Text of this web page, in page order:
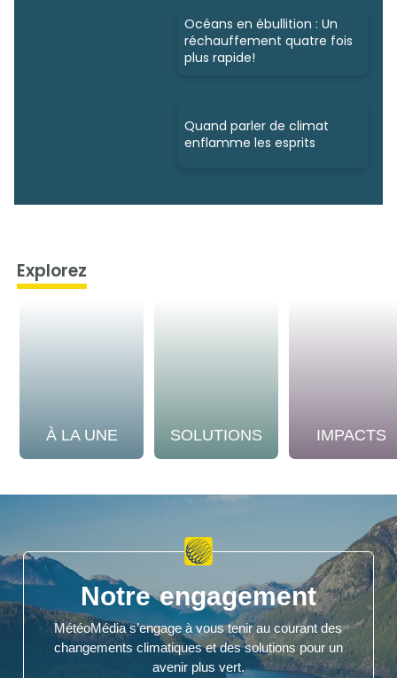
Océans en ébullition : Un
réchauffement quatre fois
plus rapide!
Quand parler de climat
enflamme les esprits
Explorez
À LA UNE SOLUTIONS IMPACTS
Notre engagement
MétéoMédia s’engage à vous tenir au courant des
changements climatiques et des solutions pour un
avenir plus vert.